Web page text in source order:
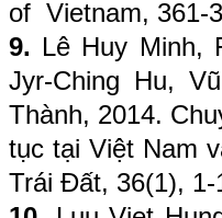
of Vietnam, 361-
9. Lê Huy Minh,
Jyr-Ching Hu,
Thành, 2014.
tục tại Việt Nam
Trái Đất, 36(1), 1-